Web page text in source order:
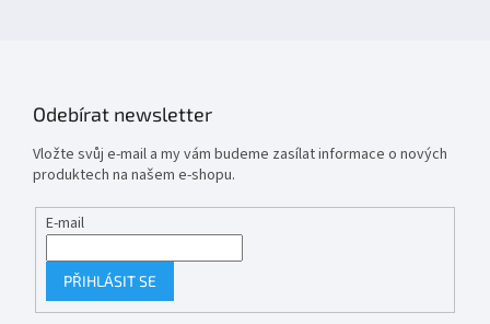
Odebírat newsletter
Vložte svůj e-mail a my vám budeme zasílat informace o nových
produktech na našem e-shopu.
E-mail
PŘIHLÁSIT SE